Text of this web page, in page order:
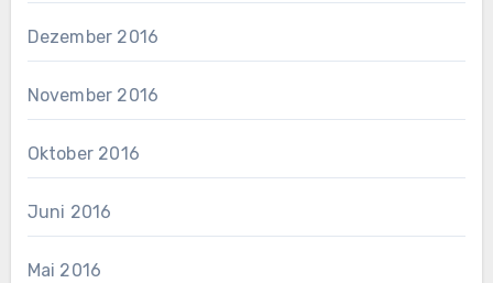
Dezember 2016
November 2016
Oktober 2016
Juni 2016
Mai 2016